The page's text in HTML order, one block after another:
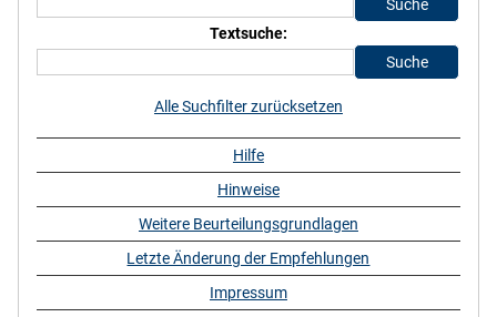
Textsuche:
Alle Suchfilter zurücksetzen
Hilfe
Hinweise
Weitere Beurteilungsgrundlagen
Letzte Änderung der Empfehlungen
Impressum